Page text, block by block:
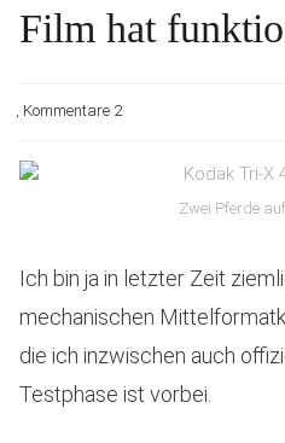
Film hat
Kommentare 2
Zwei Pferde
Ich bin ja in letzter Zeit
mechanischen
die ich inzwischen auch
Testphase ist vorbei.